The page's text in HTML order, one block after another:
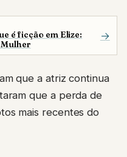
é ficção em Elize:
Mulher
→
que a atriz continua
que a perda de
mais recentes do